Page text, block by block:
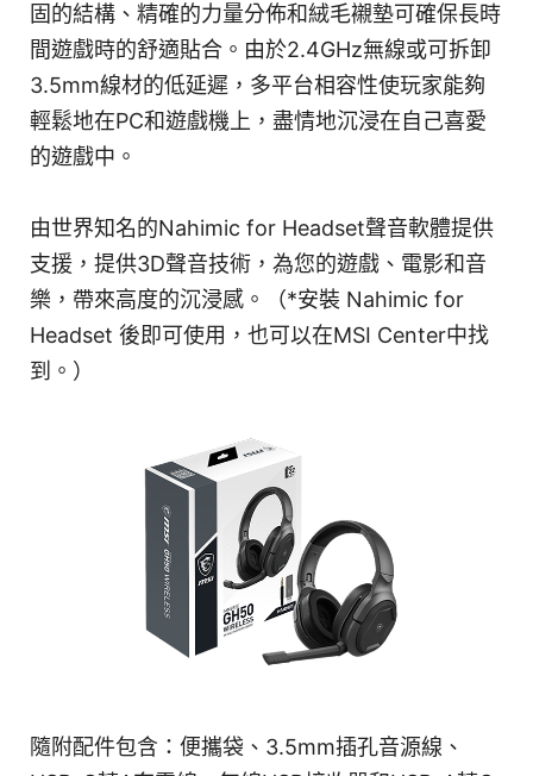
固的結構、精確的力量分佈和絨毛襯墊可確保長時
間遊戲時的舒適貼合。由於2.4GHz無線或可拆卸
3.5mm線材的低延遲，多平台相容性使玩家能夠
輕鬆地在PC和遊戲機上，盡情地沉浸在自己喜愛
的遊戲中。
由世界知名的Nahimic for Headset聲音軟體提供
支援，提供3D聲音技術，為您的遊戲、電影和音
樂，帶來高度的沉浸感。（*安裝 Nahimic for
Headset 後即可使用，也可以在MSI Center中找
到。）
隨附配件包含：便攜袋、3.5mm插孔音源線、